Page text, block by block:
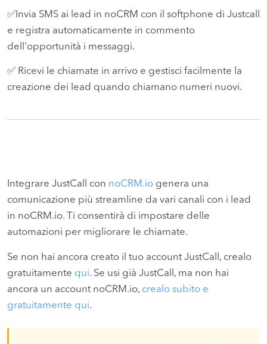
✅Invia SMS ai lead in noCRM con il softphone di Justcall
e registra automaticamente in commento
dell'opportunità i messaggi.
✅ Ricevi le chiamate in arrivo e gestisci facilmente la
creazione dei lead quando chiamano numeri nuovi.
Integrare JustCall con noCRM.io genera una
comunicazione più streamline da vari canali con i lead
in noCRM.io. Ti consentirà di impostare delle
automazioni per migliorare le chiamate.
Se non hai ancora creato il tuo account JustCall, crealo
gratuitamente qui. Se usi già JustCall, ma non hai
ancora un account noCRM.io, crealo subito e
gratuitamente qui.